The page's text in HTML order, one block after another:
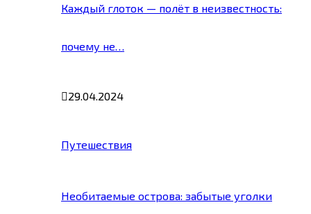
Каждый глоток — полёт в неизвестность:
почему не…
29.04.2024
Путешествия
Необитаемые острова: забытые уголки